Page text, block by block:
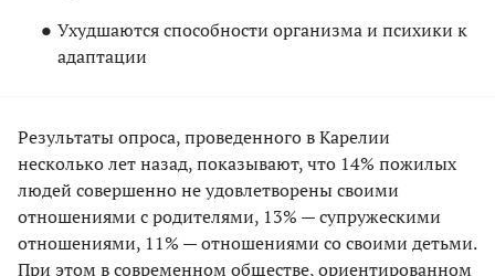
Ухудшаются способности организма и психики к
адаптации
Результаты опроса, проведенного в Карелии
несколько лет назад, показывают, что 14% пожилых
людей совершенно не удовлетворены своими
отношениями с родителями, 13% — супружескими
отношениями, 11% — отношениями со своими детьми.
При этом в современном обществе, ориентированном